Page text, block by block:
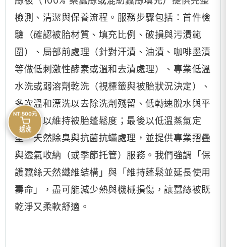
檢測、清潔與保養流程。服務步驟包括：首件檢
驗（確認被胎材質、填充比例、破損與污漬範
圍）、局部前處理（針對汗漬、油漬、咖啡墨漬
等做低刺激性酵素或溫和去漬處理）、專業低溫
水洗或弱溶劑乾洗（視標籤與被胎狀況決定）、
多次溫和漂洗以去除洗劑殘留、低轉速脫水與平
鋪陰乾以維持被胎蓬鬆度；最後以低溫蒸氣定
型、天然除臭與抗菌抗蟎處理，並提供專業摺疊
與透氣收納（或季節托管）服務。我們強調「保
護蠶絲天然纖維結構」與「維持蓬鬆並延長使用
壽命」，盡可能減少熱與機械損傷，讓蠶絲被既
乾淨又柔軟舒適。
NT:500元
送洗